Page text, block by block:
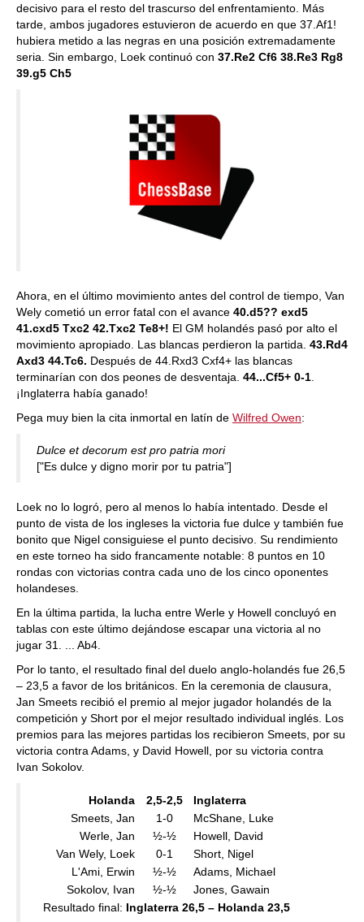
decisivo para el resto del trascurso del enfrentamiento. Más
tarde, ambos jugadores estuvieron de acuerdo en que 37.Af1!
hubiera metido a las negras en una posición extremadamente
seria. Sin embargo, Loek continuó con 37.Re2 Cf6 38.Re3 Rg8
39.g5 Ch5
Ahora, en el último movimiento antes del control de tiempo, Van
Wely cometió un error fatal con el avance 40.d5?? exd5
41.cxd5 Txc2 42.Txc2 Te8+! El GM holandés pasó por alto el
movimiento apropiado. Las blancas perdieron la partida. 43.Rd4
Axd3 44.Tc6. Después de 44.Rxd3 Cxf4+ las blancas
terminarían con dos peones de desventaja. 44...Cf5+ 0-1
¡Inglaterra había ganado!
Pega muy bien la cita inmortal en latín de Wilfred Owen:
Dulce et decorum est pro patria mori
["Es dulce y digno morir por tu patria"]
Loek no lo logró, pero al menos lo había intentado. Desde el
punto de vista de los ingleses la victoria fue dulce y también fue
bonito que Nigel consiguiese el punto decisivo. Su rendimiento
en este torneo ha sido francamente notable: 8 puntos en 10
rondas con victorias contra cada uno de los cinco oponentes
holandeses.
En la última partida, la lucha entre Werle y Howell concluyó en
tablas con este último dejándose escapar una victoria al no
jugar 31. ... Ab4.
Por lo tanto, el resultado final del duelo anglo-holandés fue 26,5
– 23,5 a favor de los británicos. En la ceremonia de clausura,
Jan Smeets recibió el premio al mejor jugador holandés de la
competición y Short por el mejor resultado individual inglés. Los
premios para las mejores partidas los recibieron Smeets, por su
victoria contra Adams, y David Howell, por su victoria contra
Ivan Sokolov.
Holanda 2,5-2,5
Inglaterra
Smeets, Jan
1-0
McShane, Luke
Werle, Jan
½-½
Howell, David
Van Wely, Loek
0-1
Short, Nigel
L'Ami, Erwin
½-½
Adams, Michael
Sokolov, Ivan
½-½
Jones, Gawain
Resultado final: Inglaterra 26,5 – Holanda 23,5